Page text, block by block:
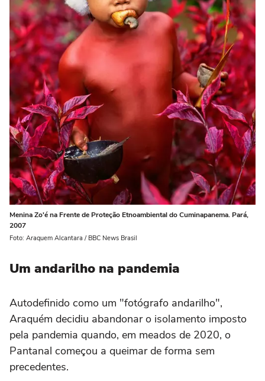
Menina Zo'é na Frente de Proteção Etnoambiental do Cuminapanema. Pará,
2007
Foto: Araquem Alcantara / BBC News Brasil
Um andarilho na pandemia
Autodefinido como um "fotógrafo andarilho",
Araquém decidiu abandonar o isolamento imposto
pela pandemia quando, em meados de 2020, o
Pantanal começou a queimar de forma sem
precedentes.